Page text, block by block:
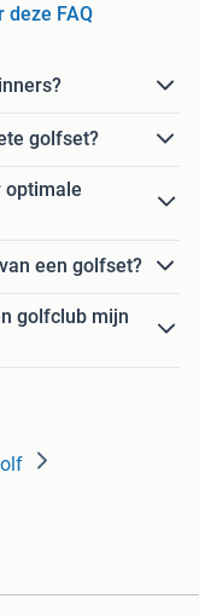
deze FAQ
golfset?
optimale
een golfset?
golfclub mijn